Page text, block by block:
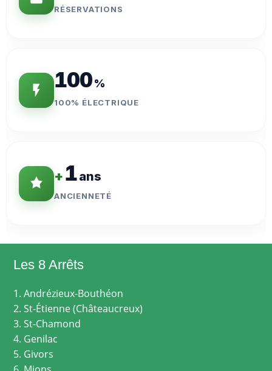
RÉSERVATIONS
100%
100% ÉLECTRIQUE
+1ans
ANCIENNETÉ
Les 8 Arrêts
1. Andrézieux-Bouthéon
2. St-Étienne (Châteaucreux)
3. St-Chamond
4. Genilac
5. Givors